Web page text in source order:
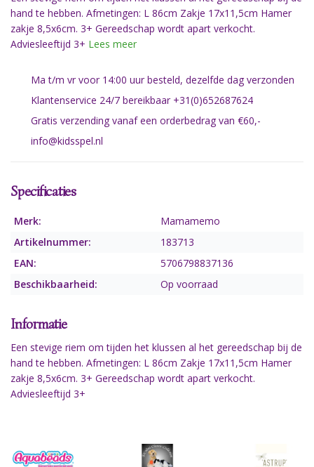
hand te hebben. Afmetingen: L 86cm Zakje 17x11,5cm Hamer
zakje 8,5x6cm. 3+ Gereedschap wordt apart verkocht.
Adviesleeftijd 3+ Lees meer
Ma t/m vr voor 14:00 uur besteld, dezelfde dag verzonden
Klantenservice 24/7 bereikbaar +31(0)652687624
Gratis verzending vanaf een orderbedrag van €60,-
info@kidsspel.nl
Specificaties
Merk:
Mamamemo
Artikelnummer:
183713
EAN:
5706798837136
Beschikbaarheid:
Op voorraad
Informatie
Een stevige riem om tijden het klussen al het gereedschap bij de
hand te hebben. Afmetingen: L 86cm Zakje 17x11,5cm Hamer
zakje 8,5x6cm. 3+ Gereedschap wordt apart verkocht.
Adviesleeftijd 3+